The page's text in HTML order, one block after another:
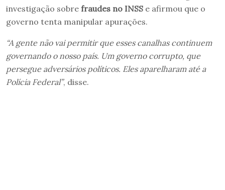
investigação sobre fraudes no INSS e afirmou que o
governo tenta manipular apurações.
“A gente não vai permitir que esses canalhas continuem
governando o nosso país. Um governo corrupto, que
persegue adversários políticos. Eles aparelharam até a
Polícia Federal”, disse.